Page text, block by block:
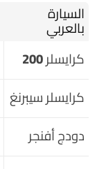
السيارة
بالعربي
كرايسلر 200
كرايسلر سيبرنغ
دودج أفنجر